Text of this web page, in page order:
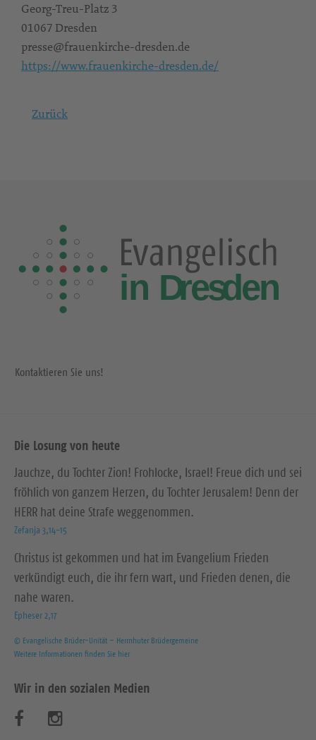
Georg-Treu-Platz 3
01067 Dresden
presse@frauenkirche-dresden.de
https://www.frauenkirche-dresden.de/
Zurück
Kontaktieren Sie uns!
Die Losung von heute
Jauchze, du Tochter Zion! Frohlocke, Israel! Freue dich und sei
fröhlich von ganzem Herzen, du Tochter Jerusalem! Denn der
HERR hat deine Strafe weggenommen.
Zefanja 3,14-15
Christus ist gekommen und hat im Evangelium Frieden
verkündigt euch, die ihr fern wart, und Frieden denen, die
nahe waren.
Epheser 2,17
© Evangelische Brüder-Unität – Herrnhuter Brüdergemeine
Weitere Informationen finden Sie hier
Wir in den sozialen Medien